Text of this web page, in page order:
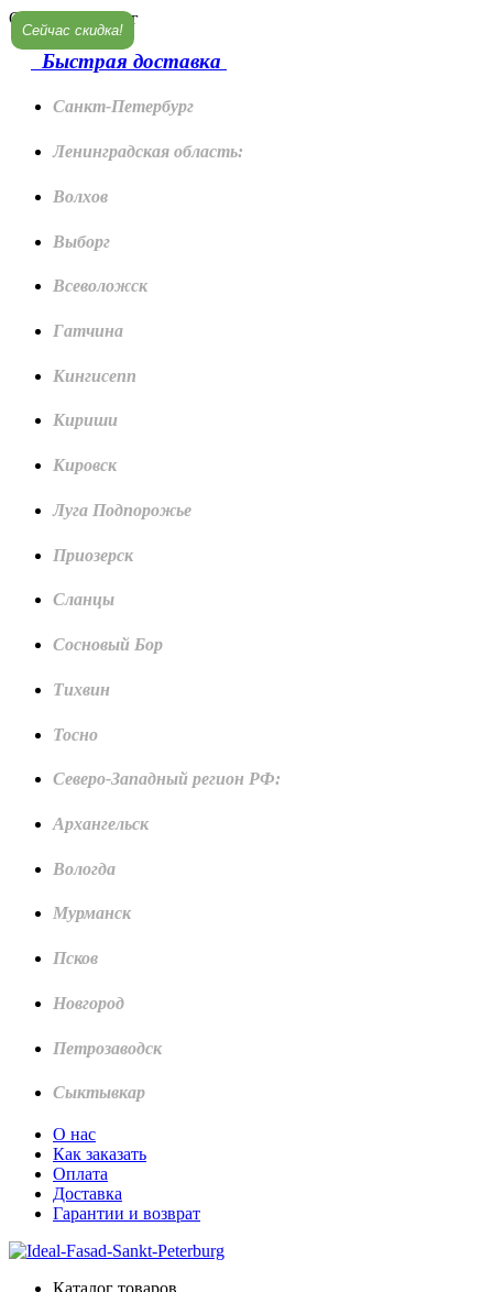
Санкт-Петербург
Быстрая доставка
Санкт-Петербург
Ленинградская область:
Волхов
Выборг
Всеволожск
Гатчина
Кингисепп
Кириши
Кировск
Луга Подпорожье
Приозерск
Сланцы
Сосновый Бор
Тихвин
Тосно
Северо-Западный регион РФ:
Архангельск
Вологда
Мурманск
Псков
Новгород
Петрозаводск
Сыктывкар
О нас
Как заказать
Оплата
Доставка
Гарантии и возврат
Каталог товаров
Сейчас скидка!